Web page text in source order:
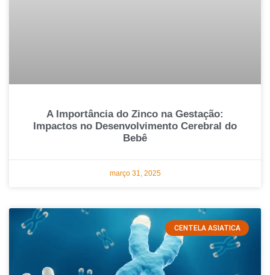
A Importância do Zinco na Gestação:
Impactos no Desenvolvimento Cerebral do
Bebê
março 31, 2025
CENTELA ASIATICA